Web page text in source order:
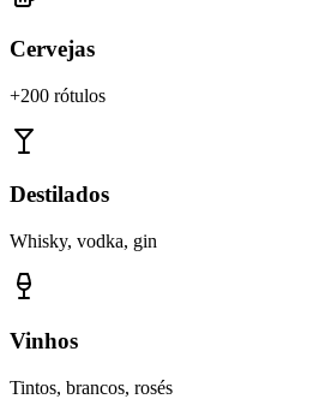
Cervejas
+200 rótulos
Destilados
Whisky, vodka, gin
Vinhos
Tintos, brancos, rosés